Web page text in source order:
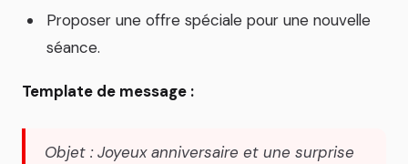
Proposer une offre spéciale pour une nouvelle
séance.
Template de message :
Objet : Joyeux anniversaire et une surprise